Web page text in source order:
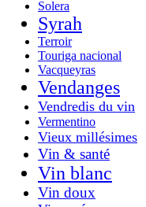
Solera
Syrah
Terroir
Touriga nacional
Vacqueyras
Vendanges
Vendredis du vin
Vermentino
Vieux millésimes
Vin & santé
Vin blanc
Vin doux